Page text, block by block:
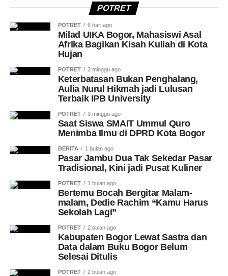
POTRET
POTRET 6 hari ago
Milad UIKA Bogor, Mahasiswi Asal
Afrika Bagikan Kisah Kuliah di Kota
Hujan
POTRET 2 minggu ago
Keterbatasan Bukan Penghalang,
Aulia Nurul Hikmah jadi Lulusan
Terbaik IPB University
POTRET 3 minggu ago
Saat Siswa SMAIT Ummul Quro
Menimba Ilmu di DPRD Kota Bogor
BERITA 1 bulan ago
Pasar Jambu Dua Tak Sekedar Pasar
Tradisional, Kini jadi Pusat Kuliner
POTRET 1 bulan ago
Bertemu Bocah Bergitar Malam-
malam, Dedie Rachim “Kamu Harus
Sekolah Lagi”
POTRET 2 bulan ago
Kabupaten Bogor Lewat Sastra dan
Data dalam Buku Bogor Belum
Selesai Ditulis
POTRET 2 bulan ago